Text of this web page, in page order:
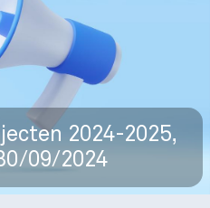
2024-2025,
09/2024